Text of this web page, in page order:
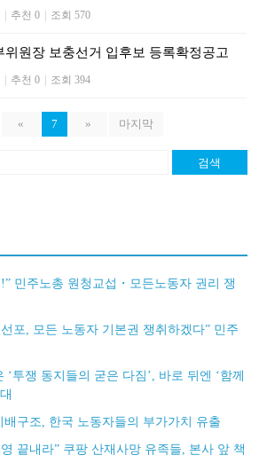
추천 0 조회 570
위원장 보충선거 입후보 등록확정공고
추천 0 조회 394
« 7 » 마지막
검색
민주노총 원청교섭・모든노동자 권리 쟁
포, 모든 노동자 기본권 쟁취하겠다” 민주
‘투쟁 동지들의 굳은 다짐’, 바로 뒤엔 ‘함께
구조, 한국 노동자들의 부가가치 유출
끝내라” 쿠팡 산재사망 유족들, 본사 앞 책